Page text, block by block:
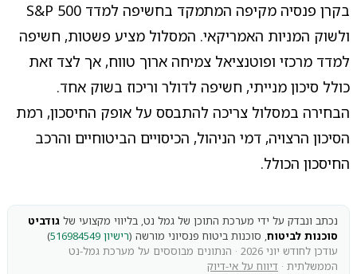
בקרן פנסיה מקיפה המתמקד בחשיפה למדד S&P 500
ולשוק המניות האמריקאי. המסלול מציע פשטות, חשיפה
למדד מרכזי ופוטנציאל צמיחה ארוך טווח, אך לצד זאת
כולל סיכון מנייתי, חשיפה לדולר וריכוז בשוק אחד.
הבחירה במסלול צריכה להתבסס על אופק החיסכון, רמת
הסיכון הרצויה, דמי הניהול, הכיסויים הביטוחיים והרכב
החיסכון הכולל.
נכתב ונבדק על ידי מערכת התוכן של גמל נט, בליווי מקצועי של גודביט
סוכנות לביטוח, סוכנות ביטוח פנסיוני מורשה (רישיון 516984549
)
עודכן לחודש יוני 2026 · הנתונים מבוססים על מערכת גמל-נט
הממשלתית · דיווח על אי-דיוק